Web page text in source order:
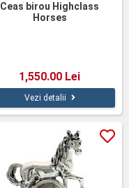
Ceas birou Highclass
Horses
1,550.00 Lei
Vezi detalii